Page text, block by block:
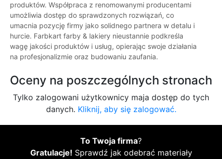
produktów. Współpraca z renomowanymi producentami
umożliwia dostęp do sprawdzonych rozwiązań, co
umacnia pozycję firmy jako solidnego partnera w detalu i
hurcie. Farbkart farby & lakiery nieustannie podkreśla
wagę jakości produktów i usług, opierając swoje działania
na profesjonalizmie oraz budowaniu zaufania.
Oceny na poszczególnych stronach
Tylko zalogowani użytkownicy maja dostęp do tych
danych. Kliknij, aby się zalogować.
To Twoja firma?
Gratulacje! Sprawdź jak odebrać materiały